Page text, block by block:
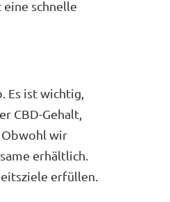
schnelle
Es ist wichtig,
CBD-Gehalt,
Obwohl wir
erhältlich.
erfüllen.